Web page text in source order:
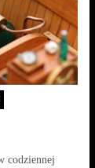
codziennej